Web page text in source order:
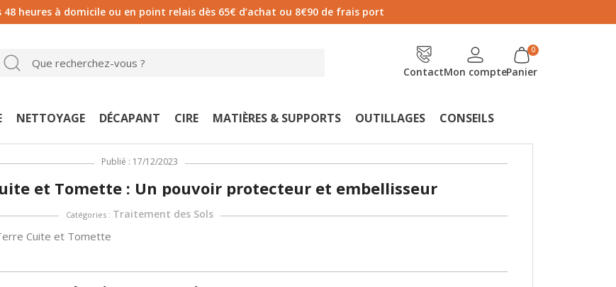
heures à domicile ou en point relais dès 65€ d’achat ou 8€90 de frais port
ContactMon comptePanier
NETTOYAGE DÉCAPANT CIRE MATIÈRES & SUPPORTS OUTILLAGES CONSEILS
Publié : 17/12/2023
et Tomette : Un pouvoir protecteur et embellisseur
Catégories : Traitement des Sols
Cuite et Tomette